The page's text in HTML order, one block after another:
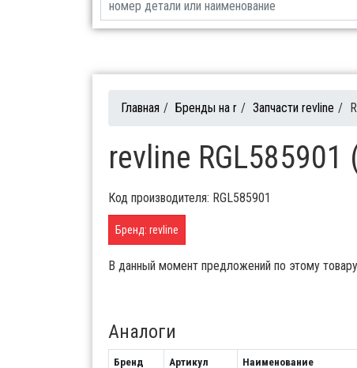
Главная / Бренды на r / Запчасти revline /
revline RGL585901
Код производителя: RGL585901
Бренд: revline
В данный момент предложений по этому
Аналоги
Бренд Артикул Наименование